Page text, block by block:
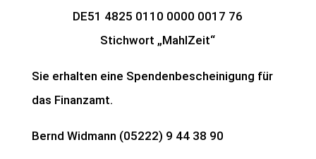
DE51 4825 0110 0000 0017 76
Stichwort „MahlZeit“
Sie erhalten eine Spendenbescheinigung für
das Finanzamt.
Bernd Widmann (05222) 9 44 38 90